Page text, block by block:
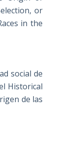
or
in the
social de
Historical
de las